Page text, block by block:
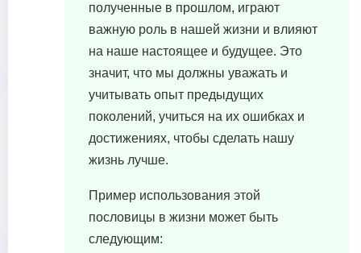
полученные в прошлом, играют
важную роль в нашей жизни и влияют
на наше настоящее и будущее. Это
значит, что мы должны уважать и
учитывать опыт предыдущих
поколений, учиться на их ошибках и
достижениях, чтобы сделать нашу
жизнь лучше.
Пример использования этой
пословицы в жизни может быть
следующим: